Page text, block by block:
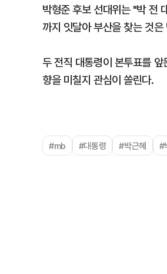
박형준 후보 선대위는 "박 전
까지 잇달아 부산을 찾는 것
두 전직 대통령이 본투표를
향을 미칠지 관심이 쏠린다.
#mb #대통령 #박근혜 #